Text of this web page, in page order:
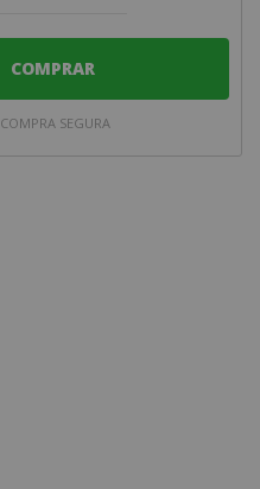
COMPRAR
COMPRA SEGURA